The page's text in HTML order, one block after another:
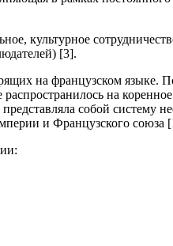
культурное
[3].
на французском языке.
на
собой
и Французского союза